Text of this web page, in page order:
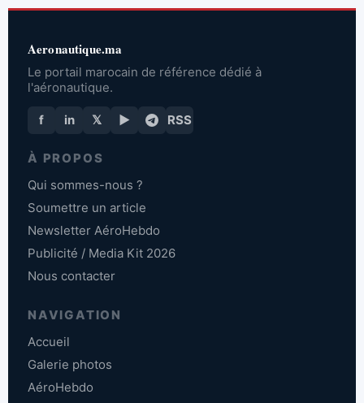
Aeronautique.ma
Le portail marocain de référence dédié à
l'aéronautique.
f in 𝕏 ▶ RSS
À PROPOS
Qui sommes-nous ?
Soumettre un article
Newsletter AéroHebdo
Publicité / Media Kit 2026
Nous contacter
NAVIGATION
Accueil
Galerie photos
AéroHebdo